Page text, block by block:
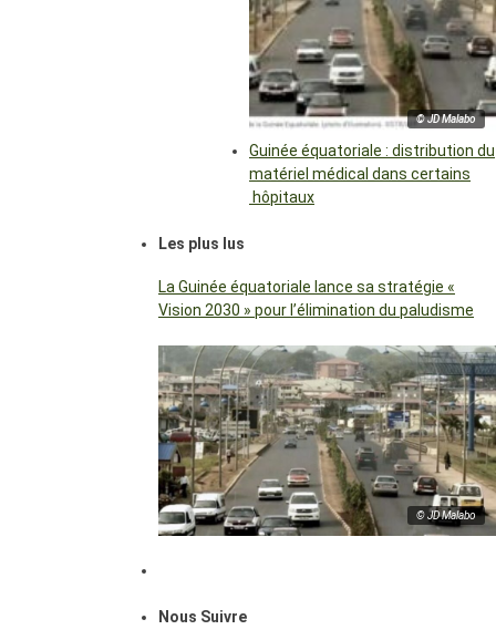
© JD Malabo
Guinée équatoriale : distribution du
matériel médical dans certains
hôpitaux
Les plus lus
La Guinée équatoriale lance sa stratégie «
Vision 2030 » pour l’élimination du paludisme
© JD Malabo
Nous Suivre